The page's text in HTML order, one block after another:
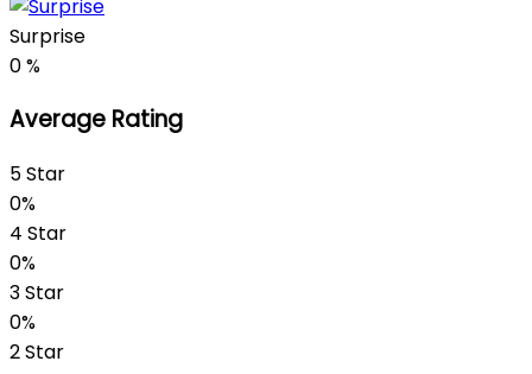
Surprise
0%
Average Rating
5 Star
0%
4 Star
0%
3 Star
0%
2 Star